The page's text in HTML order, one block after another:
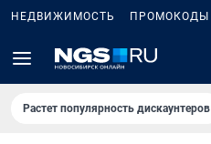
НЕДВИЖИМОСТЬ ПРОМОКОДЫ
Растет популярность дискаунтеров